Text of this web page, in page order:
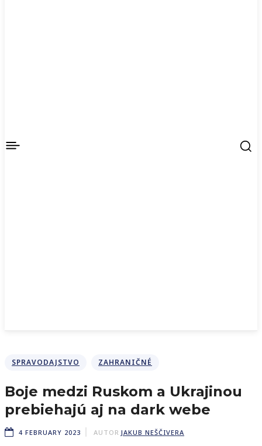
SPRAVODAJSTVO ZAHRANIČNÉ
Boje medzi Ruskom a Ukrajinou
prebiehajú aj na dark webe
4 FEBRUARY 2023 AUTOR JAKUB NEŠČIVERA